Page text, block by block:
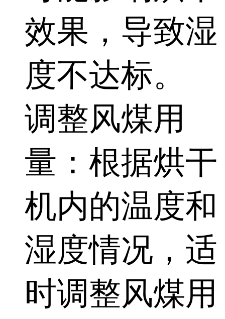
效果，导致湿
度不达标。
调整风煤用
量：根据烘干
机内的温度和
湿度情况，适
时调整风煤用